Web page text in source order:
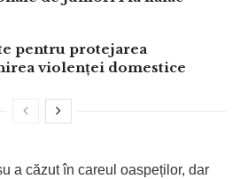
pentru protejarea
violenței domestice
a căzut în careul oaspeților, dar